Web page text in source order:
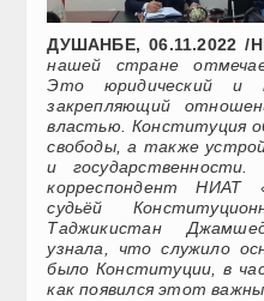
ДУШАНБЕ, 06.11.2022 /
нашей стране
Это юридический и
закрепляющий
властью. Конституция
свободы, а также
и государственности.
корреспондент НИАТ
судьёй
Таджикистан
узнала, что служило
было Конституции, в
как появился этот